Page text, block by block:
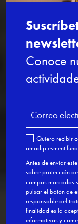
Inscríbete